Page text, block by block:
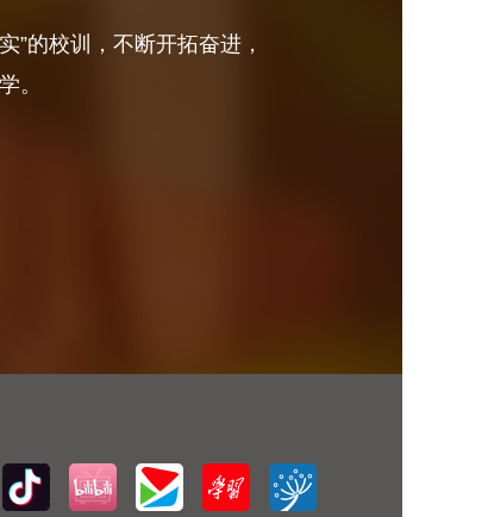
”的校训，不断开拓奋进，
。